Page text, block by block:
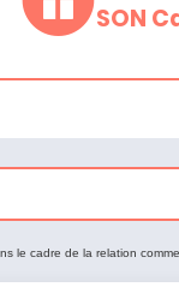
SON
le cadre de la relation